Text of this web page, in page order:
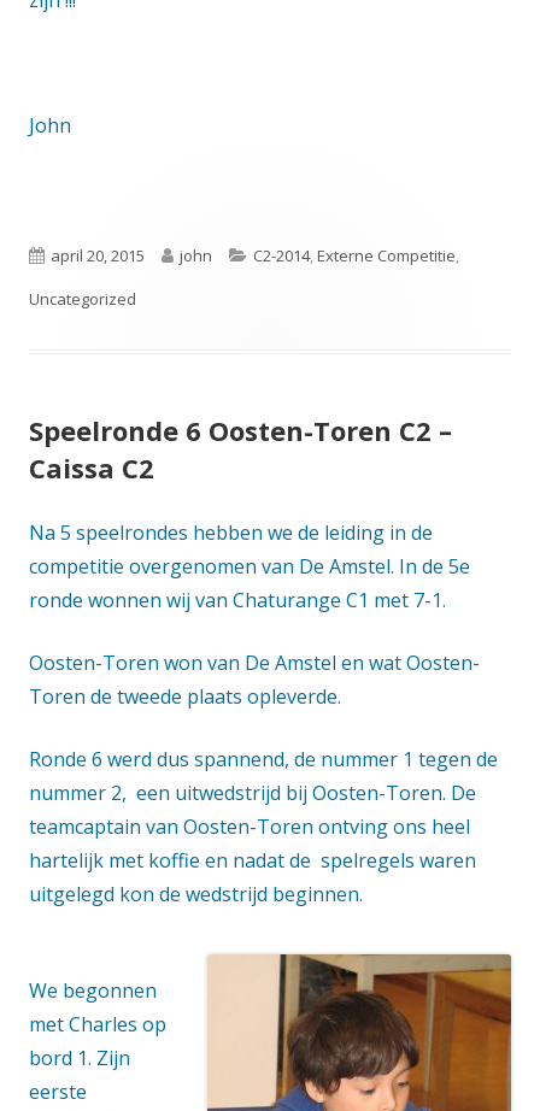
John
Gepubliceerd
op
april 20, 2015 Auteur
john Categorieën
C2-2014,Externe Competitie,
Uncategorized
Speelronde 6 Oosten-Toren C2 –
Caissa C2
Na 5 speelrondes hebben we de leiding in de
competitie overgenomen van De Amstel. In de 5e
ronde wonnen wij van Chaturange C1 met 7-1.
Oosten-Toren won van De Amstel en wat Oosten-
Toren de tweede plaats opleverde.
Ronde 6 werd dus spannend, de nummer 1 tegen de
nummer 2, een uitwedstrijd bij Oosten-Toren. De
teamcaptain van Oosten-Toren ontving ons heel
hartelijk met koffie en nadat de spelregels waren
uitgelegd kon de wedstrijd beginnen.
We begonnen
met Charles op
bord 1. Zijn
eerste